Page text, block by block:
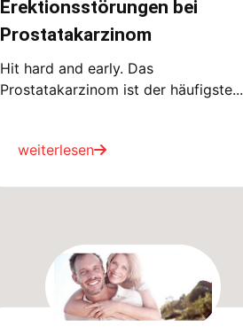
Erektionsstörungen bei
Prostatakarzinom
Hit hard and early. Das
Prostatakarzinom ist der häufigste...
weiterlesen